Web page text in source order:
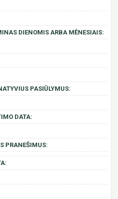
DIENOMIS ARBA MĖNESIAIS:
PASIŪLYMUS:
DATA:
PRANEŠIMUS: